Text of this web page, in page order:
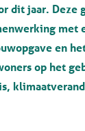
dit jaar. Deze
met
en
op het